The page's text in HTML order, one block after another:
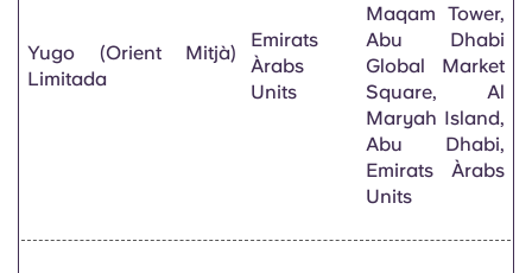
Yugo (Orient Mitjà)
Limitada
Emirats
Àrabs
Units
Maqam Tower,
Abu Dhabi
Global Market
Square, Al
Maryah Island,
Abu Dhabi,
Emirats Àrabs
Units